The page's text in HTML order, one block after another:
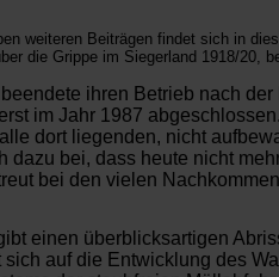
weiteren Beiträgen findet sich in
die Grippe im Siegerland 1918/20,
ihren Betrieb nach
im Jahr 1987
dort liegenden, nicht
bei, dass heute nicht
bei den vielen
einen überblicksartigen
auf die Entwicklung des